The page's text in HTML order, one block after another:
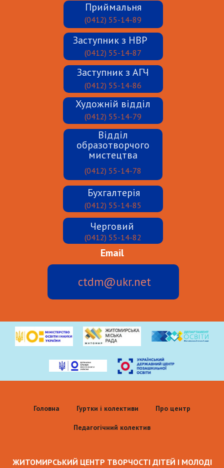
(0412) 55-14-82
Черговий
Бухгалтерія
(0412) 55-14-85
Приймальня
(0412) 55-14-89
Відділ
образотворчого
мистецтва
(0412) 55-14-78
ctdm@ukr.net
Email
Заступник з НВР
Заступник з АГЧ
(0412) 55-14-87
(0412) 55-14-86
(0412) 55-14-79
Художній відділ
Головна Гуртки і колективи Про центр
Педагогічний колектив
ЖИТОМИРСЬКИЙ ЦЕНТР ТВОРЧОСТІ ДІТЕЙ І МОЛОДІ